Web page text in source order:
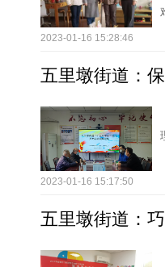
2023-01-16 15:28:46
五里墩街道：
2023-01-16 15:17:50
五里墩街道：